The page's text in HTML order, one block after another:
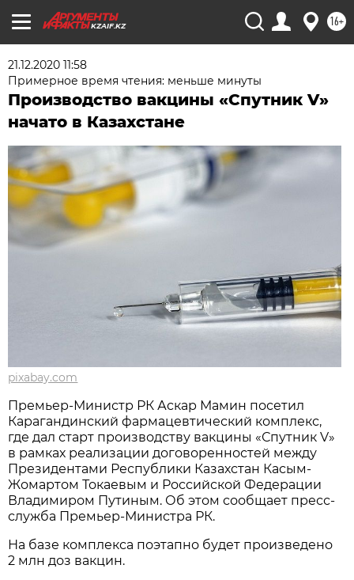
KZAIF.KZ 16+
21.12.2020 11:58
Примерное время чтения: меньше минуты
Производство вакцины «Спутник V»
начато в Казахстане
pixabay.com
Премьер-Министр РК Аскар Мамин посетил
Карагандинский фармацевтический комплекс,
где дал старт производству вакцины «Спутник V»
в рамках реализации договоренностей между
Президентами Республики Казахстан Касым-
Жомартом Токаевым и Российской Федерации
Владимиром Путиным. Об этом сообщает пресс-
служба Премьер-Министра РК.
На базе комплекса поэтапно будет произведено
2 млн доз вакцин.